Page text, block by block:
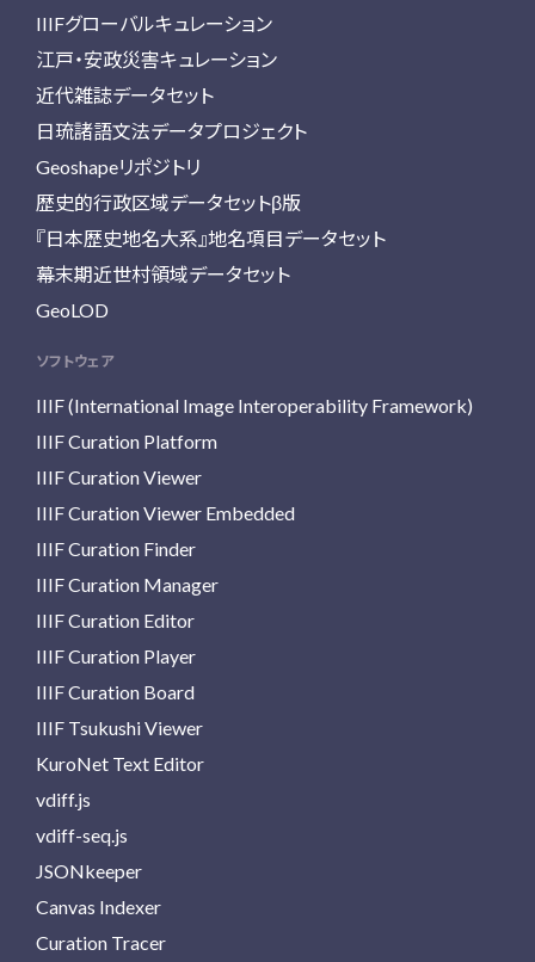
IIIFグローバルキュレーション
江戸・安政災害キュレーション
近代雑誌データセット
日琉諸語文法データプロジェクト
Geoshapeリポジトリ
歴史的行政区域データセットβ版
『日本歴史地名大系』地名項目データセット
幕末期近世村領域データセット
GeoLOD
ソフトウェア
IIIF (International Image Interoperability Framework)
IIIF Curation Platform
IIIF Curation Viewer
IIIF Curation Viewer Embedded
IIIF Curation Finder
IIIF Curation Manager
IIIF Curation Editor
IIIF Curation Player
IIIF Curation Board
IIIF Tsukushi Viewer
KuroNet Text Editor
vdiff.js
vdiff-seq.js
JSONkeeper
Canvas Indexer
Curation Tracer